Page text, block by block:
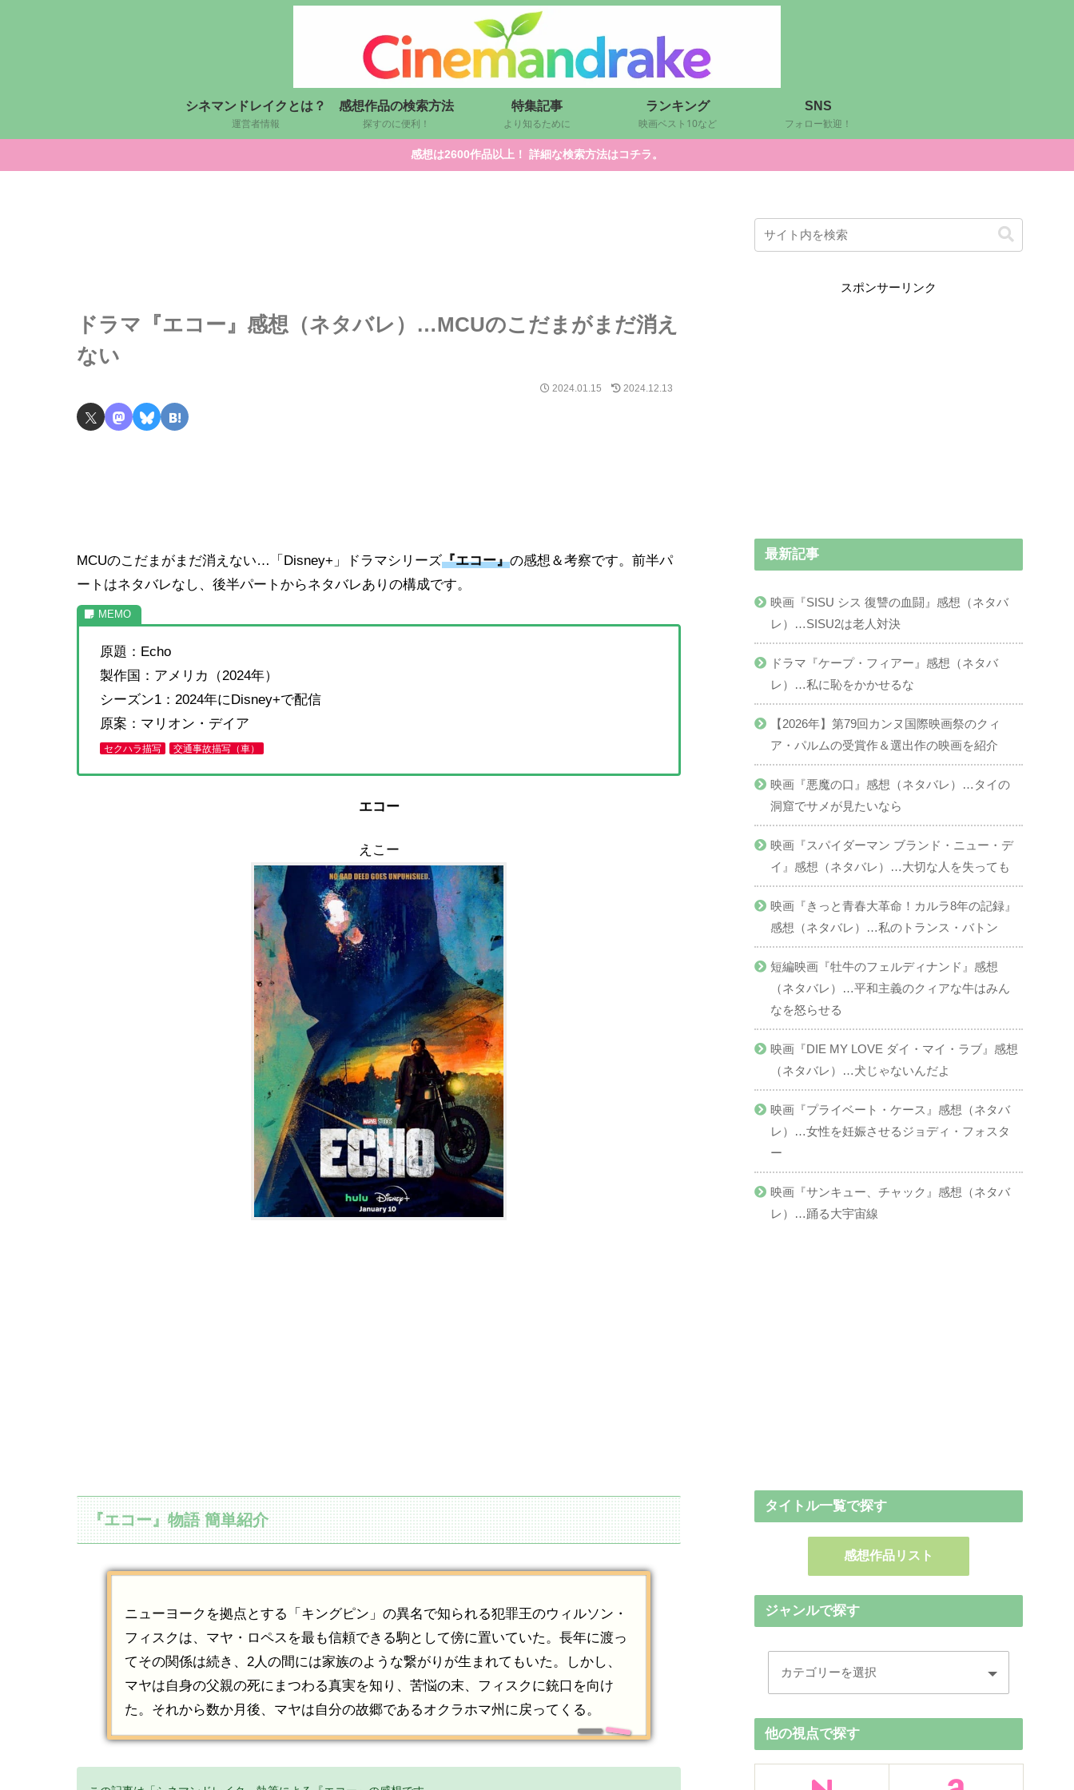
シネマンドレイクとは？
運営者情報
感想作品の検索方法
探すのに便利！
特集記事
より知るために
ランキング
映画ベスト10など
SNS
フォロー歓迎！
感想は2600作品以上！ 詳細な検索方法はコチラ。
ドラマ『エコー』感想（ネタバレ）…MCUのこだまがまだ消え
ない
2024.01.15 2024.12.13
MCUのこだまがまだ消えない…「Disney+」ドラマシリーズ『エコー』の感想＆考察です。前半パ
ートはネタバレなし、後半パートからネタバレありの構成です。
原題：Echo
製作国：アメリカ（2024年）
シーズン1：2024年にDisney+で配信
原案：マリオン・デイア
セクハラ描写 交通事故描写（車）
エコー
えこー
『エコー』物語 簡単紹介
ニューヨークを拠点とする「キングピン」の異名で知られる犯罪王のウィルソン・
フィスクは、マヤ・ロペスを最も信頼できる駒として傍に置いていた。長年に渡っ
てその関係は続き、2人の間には家族のような繋がりが生まれてもいた。しかし、
マヤは自身の父親の死にまつわる真実を知り、苦悩の末、フィスクに銃口を向け
た。それから数か月後、マヤは自分の故郷であるオクラホマ州に戻ってくる。
スポンサーリンク
最新記事
映画『SISU シス 復讐の血闘』感想（ネタバ
レ）…SISU2は老人対決
ドラマ『ケープ・フィアー』感想（ネタバ
レ）…私に恥をかかせるな
【2026年】第79回カンヌ国際映画祭のクィ
ア・パルムの受賞作＆選出作の映画を紹介
映画『悪魔の口』感想（ネタバレ）…タイの
洞窟でサメが見たいなら
映画『スパイダーマン ブランド・ニュー・デ
イ』感想（ネタバレ）…大切な人を失っても
映画『きっと青春大革命！カルラ8年の記録』
感想（ネタバレ）…私のトランス・バトン
短編映画『牡牛のフェルディナンド』感想
（ネタバレ）…平和主義のクィアな牛はみん
なを怒らせる
映画『DIE MY LOVE ダイ・マイ・ラブ』感想
（ネタバレ）…犬じゃないんだよ
映画『プライベート・ケース』感想（ネタバ
レ）…女性を妊娠させるジョディ・フォスタ
ー
映画『サンキュー、チャック』感想（ネタバ
レ）…踊る大宇宙線
タイトル一覧で探す
感想作品リスト
ジャンルで探す
他の視点で探す